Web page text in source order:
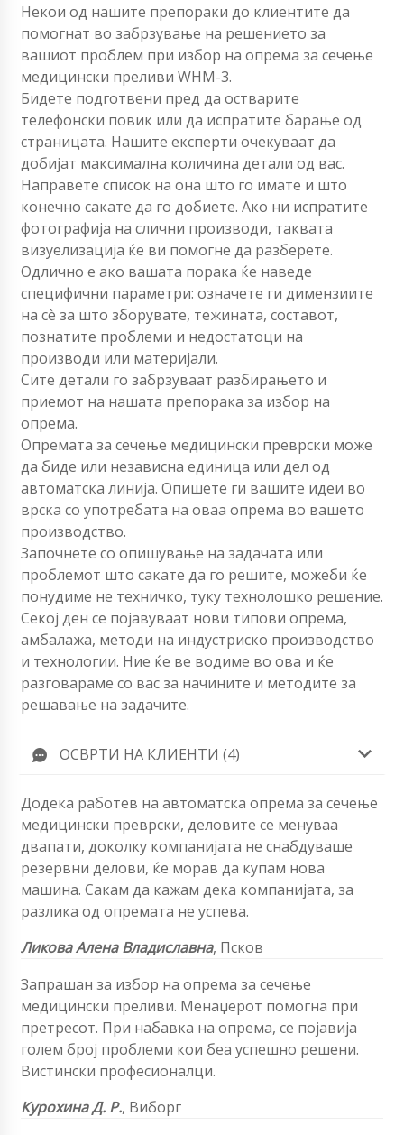
Некои од нашите препораки до клиентите да
помогнат во забрзување на решението за
вашиот проблем при избор на опрема за сечење
медицински преливи WHM-3.
Бидете подготвени пред да остварите
телефонски повик или да испратите барање од
страницата. Нашите експерти очекуваат да
добијат максимална количина детали од вас.
Направете список на она што го имате и што
конечно сакате да го добиете. Ако ни испратите
фотографија на слични производи, таквата
визуелизација ќе ви помогне да разберете.
Одлично е ако вашата порака ќе наведе
специфични параметри: означете ги димензиите
на сè за што зборувате, тежината, составот,
познатите проблеми и недостатоци на
производи или материјали.
Сите детали го забрзуваат разбирањето и
приемот на нашата препорака за избор на
опрема.
Опремата за сечење медицински преврски може
да биде или независна единица или дел од
автоматска линија. Опишете ги вашите идеи во
врска со употребата на оваа опрема во вашето
производство.
Започнете со опишување на задачата или
проблемот што сакате да го решите, можеби ќе
понудиме не техничко, туку технолошко решение.
Секој ден се појавуваат нови типови опрема,
амбалажа, методи на индустриско производство
и технологии. Ние ќе ве водиме во ова и ќе
разговараме со вас за начините и методите за
решавање на задачите.
ОСВРТИ НА КЛИЕНТИ (4)
Додека работев на автоматска опрема за сечење
медицински преврски, деловите се менуваа
двапати, доколку компанијата не снабдуваше
резервни делови, ќе морав да купам нова
машина. Сакам да кажам дека компанијата, за
разлика од опремата не успева.
Ликова Алена Владиславна, Псков
Запрашан за избор на опрема за сечење
медицински преливи. Менаџерот помогна при
претресот. При набавка на опрема, се појавија
голем број проблеми кои беа успешно решени.
Вистински професионалци.
Курохина Д. Р., Виборг